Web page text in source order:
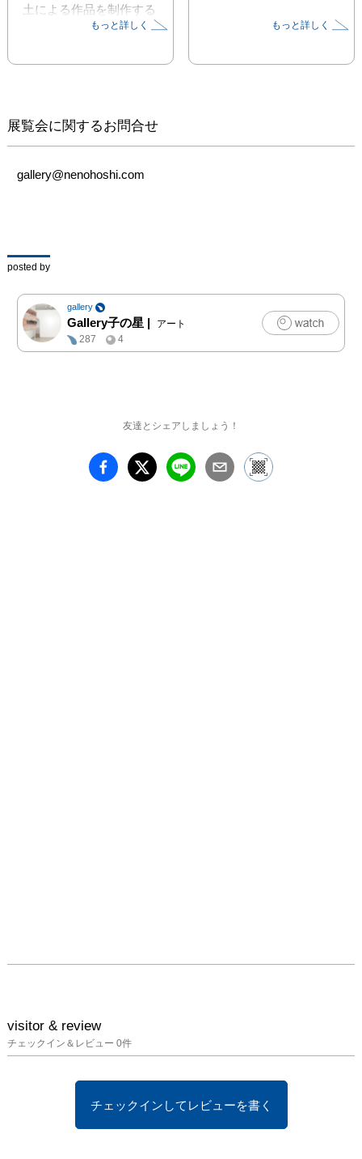
土による作品を制作する
須賀と、水を介する日本
する増田の、火と水によ
似点をお楽しみくださ
い。
もっと詳しく もっと詳しく
展覧会に関するお問合せ
gallery@nenohoshi.com
posted by
gallery
Gallery子の星 |
アート
287
4
友達とシェアしましょう！
visitor & review
チェックイン＆レビュー 0件
チェックインしてレビューを書く